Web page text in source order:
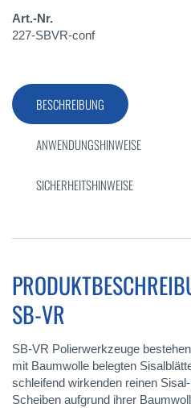
Art.-Nr.
227-SBVR-conf
BESCHREIBUNG
SB-VR
SB-VR Polierwerkzeuge
mit Baumwolle belegten
schleifend wirkenden reinen
Scheiben aufgrund ihrer
ANWENDUNGSHINWEISE
SICHERHEITSHINWEISE